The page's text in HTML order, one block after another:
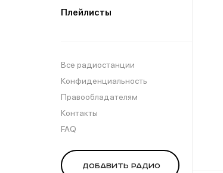
Плейлисты
Все радиостанции
Конфиденциальность
Правообладателям
Контакты
FAQ
Добавить радио